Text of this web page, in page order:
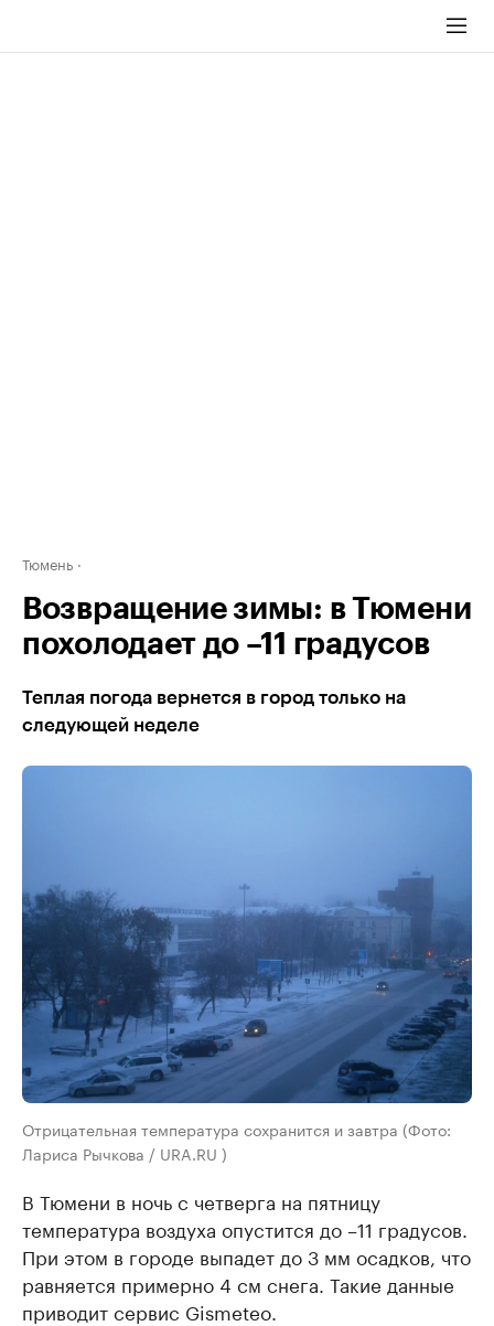
Тюмень
Возвращение зимы: в Тюмени
похолодает до –11 градусов
Теплая погода вернется в город только на
следующей неделе
Отрицательная температура сохранится и завтра (Фото:
Лариса Рычкова / URA.RU )
В Тюмени в ночь с четверга на пятницу
температура воздуха опустится до –11 градусов.
При этом в городе выпадет до 3 мм осадков, что
равняется примерно 4 см снега. Такие данные
приводит сервис Gismeteo.